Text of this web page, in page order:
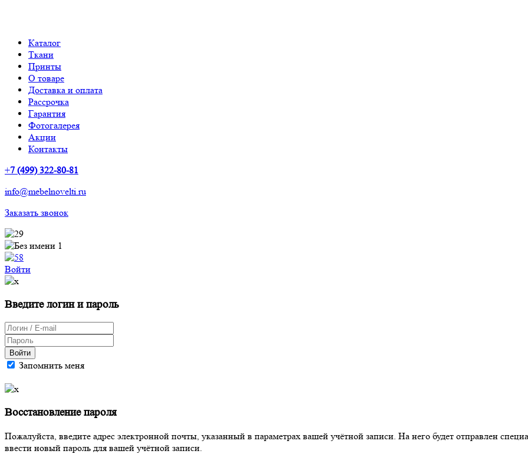
Каталог
Ткани
Принты
О товаре
Доставка и оплата
Рассрочка
Гарантия
Фотогалерея
Акции
Контакты
+7 (499) 322-80-81
info@mebelnovelti.ru
Заказать звонок
Войти
Введите логин и пароль
Войти
Запомнить меня
Восстановление пароля
Пожалуйста, введите адрес электронной почты, указанный в параметрах вашей учётной записи. На него будет отправлен
ввести новый пароль для вашей учётной записи.